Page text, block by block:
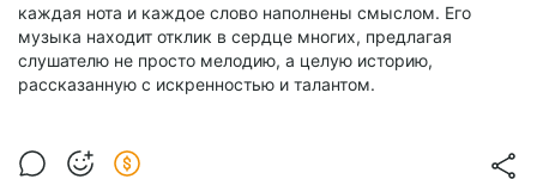
каждая нота и каждое слово наполнены смыслом. Его
музыка находит отклик в сердце многих, предлагая
слушателю не просто мелодию, а целую историю,
рассказанную с искренностью и талантом.